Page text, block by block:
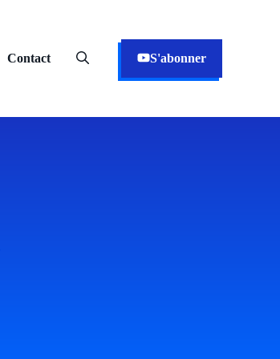
Contact S'abonner